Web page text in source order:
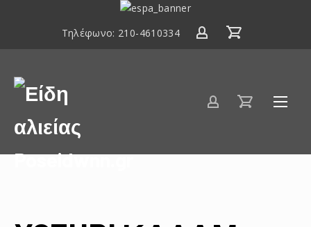
ΕΣΠΑ
2020
Τηλέφωνο: 210-4610334
Είδη
αλιείας
Poseidwnn.gr